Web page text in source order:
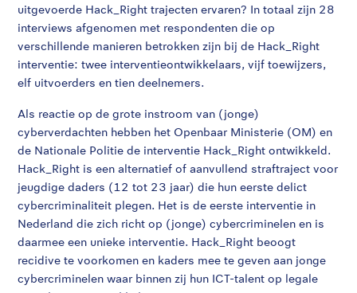
uitgevoerde Hack_Right trajecten ervaren? In totaal zijn 28
interviews afgenomen met respondenten die op
verschillende manieren betrokken zijn bij de Hack_Right
interventie: twee interventieontwikkelaars, vijf toewijzers,
elf uitvoerders en tien deelnemers.
Als reactie op de grote instroom van (jonge)
cyberverdachten hebben het Openbaar Ministerie (OM) en
de Nationale Politie de interventie Hack_Right ontwikkeld.
Hack_Right is een alternatief of aanvullend straftraject voor
jeugdige daders (12 tot 23 jaar) die hun eerste delict
cybercriminaliteit plegen. Het is de eerste interventie in
Nederland die zich richt op (jonge) cybercriminelen en is
daarmee een unieke interventie. Hack_Right beoogt
recidive te voorkomen en kaders mee te geven aan jonge
cybercriminelen waar binnen zij hun ICT-talent op legale